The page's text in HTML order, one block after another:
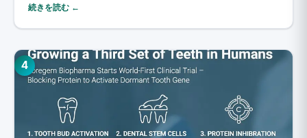
続きを読む ←
4